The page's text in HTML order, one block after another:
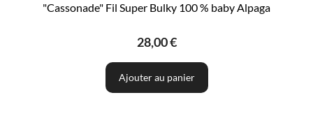
"Cassonade" Fil Super Bulky 100 % baby Alpaga
28,00 €
Ajouter au panier